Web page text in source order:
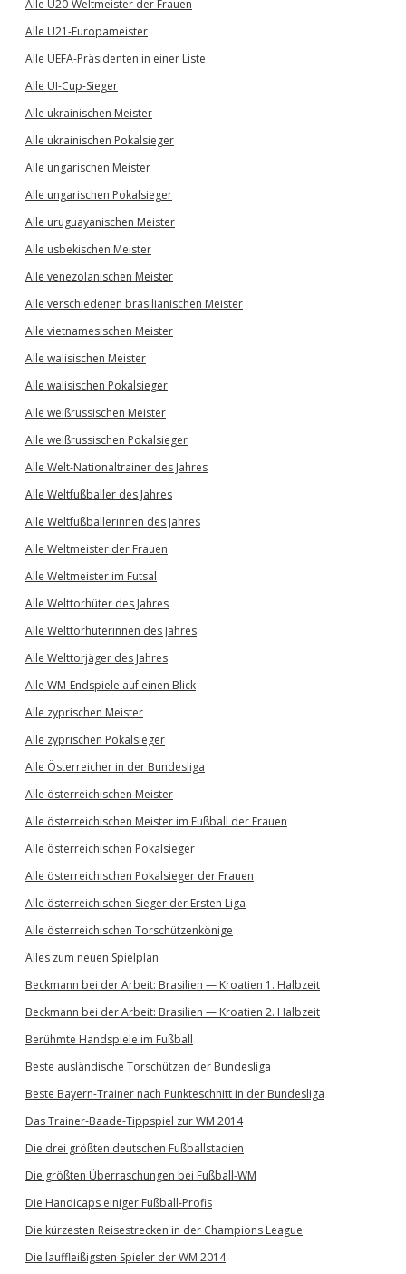
Alle U20-Weltmeister der Frauen
Alle U21-Europameister
Alle UEFA-Präsidenten in einer Liste
Alle UI-Cup-Sieger
Alle ukrainischen Meister
Alle ukrainischen Pokalsieger
Alle ungarischen Meister
Alle ungarischen Pokalsieger
Alle uruguayanischen Meister
Alle usbekischen Meister
Alle venezolanischen Meister
Alle verschiedenen brasilianischen Meister
Alle vietnamesischen Meister
Alle walisischen Meister
Alle walisischen Pokalsieger
Alle weißrussischen Meister
Alle weißrussischen Pokalsieger
Alle Welt-Nationaltrainer des Jahres
Alle Weltfußballer des Jahres
Alle Weltfußballerinnen des Jahres
Alle Weltmeister der Frauen
Alle Weltmeister im Futsal
Alle Welttorhüter des Jahres
Alle Welttorhüterinnen des Jahres
Alle Welttorjäger des Jahres
Alle WM-Endspiele auf einen Blick
Alle zyprischen Meister
Alle zyprischen Pokalsieger
Alle Österreicher in der Bundesliga
Alle österreichischen Meister
Alle österreichischen Meister im Fußball der Frauen
Alle österreichischen Pokalsieger
Alle österreichischen Pokalsieger der Frauen
Alle österreichischen Sieger der Ersten Liga
Alle österreichischen Torschützenkönige
Alles zum neuen Spielplan
Beckmann bei der Arbeit: Brasilien — Kroatien 1. Halbzeit
Beckmann bei der Arbeit: Brasilien — Kroatien 2. Halbzeit
Berühmte Handspiele im Fußball
Beste ausländische Torschützen der Bundesliga
Beste Bayern-Trainer nach Punkteschnitt in der Bundesliga
Das Trainer-Baade-Tippspiel zur WM 2014
Die drei größten deutschen Fußballstadien
Die größten Überraschungen bei Fußball-WM
Die Handicaps einiger Fußball-Profis
Die kürzesten Reisestrecken in der Champions League
Die lauffleißigsten Spieler der WM 2014